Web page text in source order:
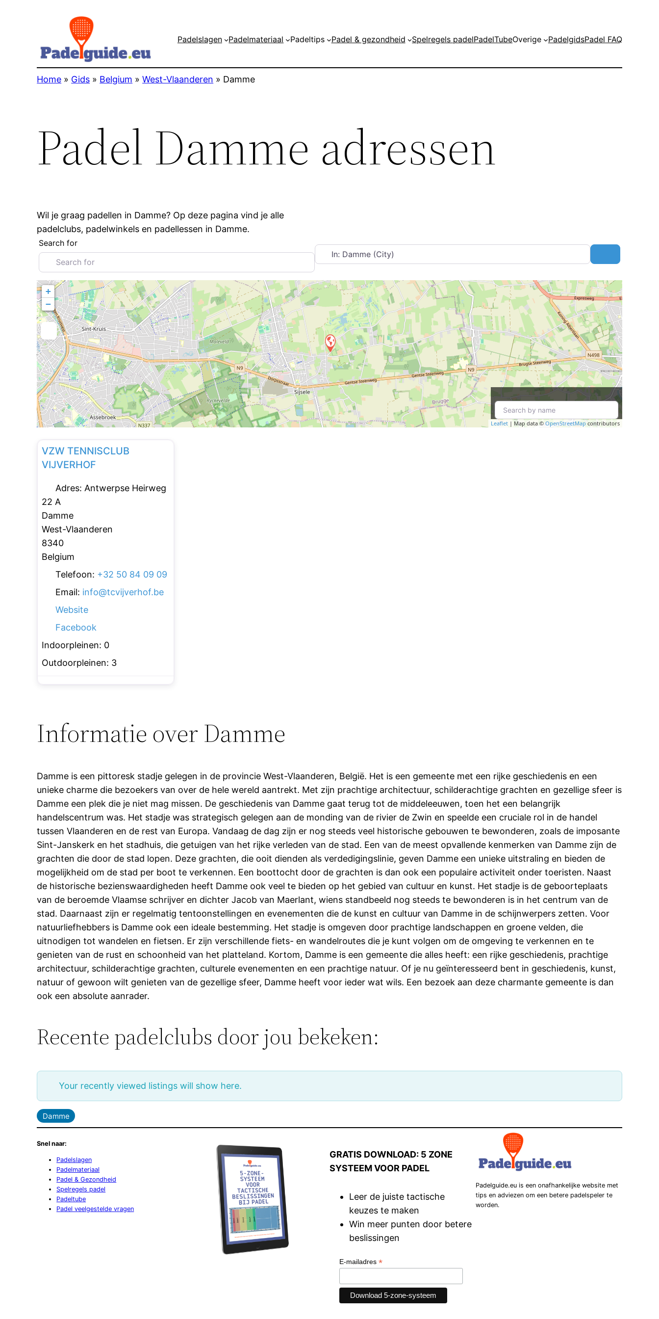
Padelslagen Padelmateriaal Padeltips Padel & gezondheid Spelregels padelPadelTubeOverige PadelgidsPadel FAQ
Home » Gids » Belgium »West-Vlaanderen » Damme
Padel Damme adressen
Wil je graag padellen in Damme? Op deze pagina vind je alle
padelclubs, padelwinkels en padellessen in Damme.
Search for
Near
+
−
Leaflet| Map data © OpenStreetMap contributors
Favorite
VZW TENNISCLUB
VIJVERHOF
Adres: Antwerpse Heirweg
22 A
Damme
West-Vlaanderen
8340
Belgium
Telefoon: +32 50 84 09 09
Email: info@tcvijverhof.be
Website
Facebook
Indoorpleinen: 0
Outdoorpleinen: 3
Informatie over Damme
Damme is een pittoresk stadje gelegen in de provincie West-Vlaanderen, België. Het is een gemeente met een rijke geschiedenis en een
unieke charme die bezoekers van over de hele wereld aantrekt. Met zijn prachtige architectuur, schilderachtige grachten en gezellige sfeer is
Damme een plek die je niet mag missen. De geschiedenis van Damme gaat terug tot de middeleeuwen, toen het een belangrijk
handelscentrum was. Het stadje was strategisch gelegen aan de monding van de rivier de Zwin en speelde een cruciale rol in de handel
tussen Vlaanderen en de rest van Europa. Vandaag de dag zijn er nog steeds veel historische gebouwen te bewonderen, zoals de imposante
Sint-Janskerk en het stadhuis, die getuigen van het rijke verleden van de stad. Een van de meest opvallende kenmerken van Damme zijn de
grachten die door de stad lopen. Deze grachten, die ooit dienden als verdedigingslinie, geven Damme een unieke uitstraling en bieden de
mogelijkheid om de stad per boot te verkennen. Een boottocht door de grachten is dan ook een populaire activiteit onder toeristen. Naast
de historische bezienswaardigheden heeft Damme ook veel te bieden op het gebied van cultuur en kunst. Het stadje is de geboorteplaats
van de beroemde Vlaamse schrijver en dichter Jacob van Maerlant, wiens standbeeld nog steeds te bewonderen is in het centrum van de
stad. Daarnaast zijn er regelmatig tentoonstellingen en evenementen die de kunst en cultuur van Damme in de schijnwerpers zetten. Voor
natuurliefhebbers is Damme ook een ideale bestemming. Het stadje is omgeven door prachtige landschappen en groene velden, die
uitnodigen tot wandelen en fietsen. Er zijn verschillende fiets- en wandelroutes die je kunt volgen om de omgeving te verkennen en te
genieten van de rust en schoonheid van het platteland. Kortom, Damme is een gemeente die alles heeft: een rijke geschiedenis, prachtige
architectuur, schilderachtige grachten, culturele evenementen en een prachtige natuur. Of je nu geïnteresseerd bent in geschiedenis, kunst,
natuur of gewoon wilt genieten van de gezellige sfeer, Damme heeft voor ieder wat wils. Een bezoek aan deze charmante gemeente is dan
ook een absolute aanrader.
Recente padelclubs door jou bekeken:
Your recently viewed listings will show here.
Damme
Snel naar:
Padelslagen
Padelmateriaal
Padel & Gezondheid
Spelregels padel
Padeltube
Padel veelgestelde vragen
GRATIS DOWNLOAD: 5 ZONE
SYSTEEM VOOR PADEL
Leer de juiste tactische
keuzes te maken
Win meer punten door betere
beslissingen
E-mailadres *
Padelguide.eu is een onafhankelijke website met
tips en adviezen om een betere padelspeler te
worden.